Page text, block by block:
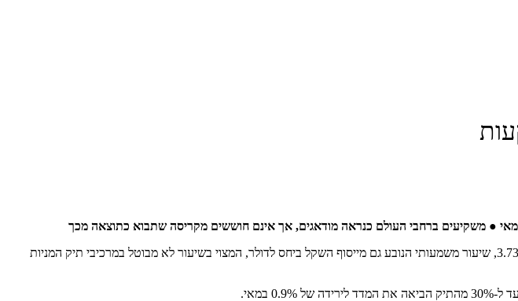
● משקיעים ברחבי העולם כנראה מודאגים, אך אינם חוששים מקריסה שתבוא כתוצאה מכך
למדד תיק האג"ח עלה במאי בשיעור של 0.31%, בעוד שמן העבר השני, מדד תיק המניות דווקא ירד בשיעור של 3.73%, שיעור משמעותי הנובע גם מייסוף השקל ביחס לדולר, המצוי בשיעור לא מבוטל במרכיבי תיק המניות